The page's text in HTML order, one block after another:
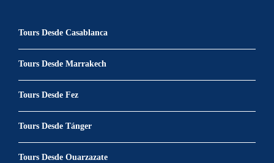
Tours Desde Casablanca
Tours Desde Marrakech
Tours Desde Fez
Tours Desde Tánger
Tours Desde Ouarzazate